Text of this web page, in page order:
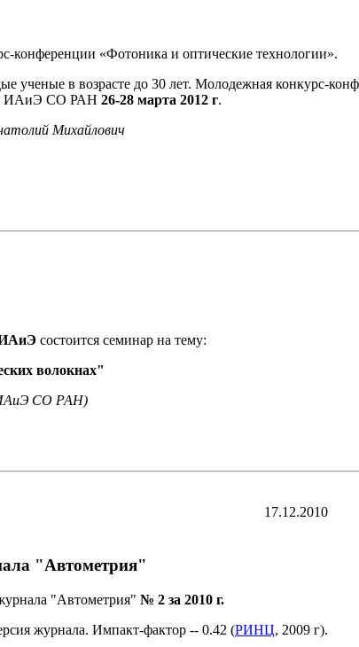
конференции «Фотоника и оптические технологии».
ученые в возрасте до 30 лет. Молодежная конкурс-
в ИАиЭ СО РАН 26-28 марта 2012 г.
Михайлович
ИАиЭ состоится семинар на тему:
волокнах"
СО РАН)
17.12.2010
"Автометрия"
"Автометрия" № 2 за 2010 г.
журнала. Импакт-фактор -- 0.42 (РИНЦ, 2009 г).